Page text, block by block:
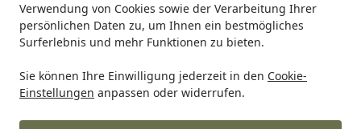
Verwendung von Cookies sowie der Verarbeitung Ihrer
persönlichen Daten zu, um Ihnen ein bestmögliches
Surferlebnis und mehr Funktionen zu bieten.
Sie können Ihre Einwilligung jederzeit in den Cookie-
Einstellungen anpassen oder widerrufen.
Karibu Pools inkl. gratis Sandfilteranlage & Pool-
Starterset (Gesamtwert bis 468,99€)
Startseite
Sheba
Sheba